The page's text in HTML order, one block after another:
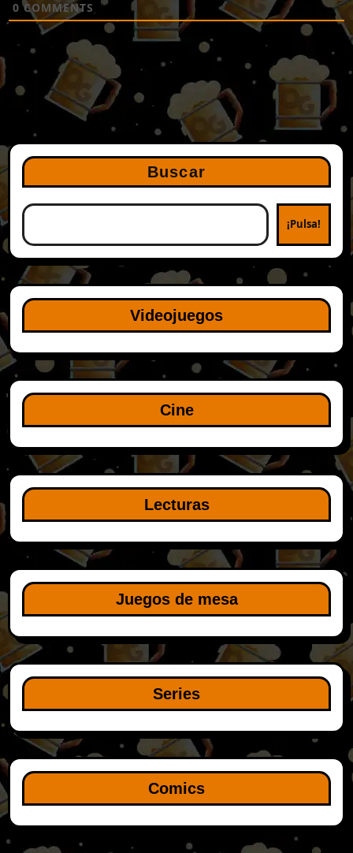
0 COMMENTS
Buscar
¡Pulsa!
Videojuegos
Cine
Lecturas
Juegos de mesa
Series
Comics